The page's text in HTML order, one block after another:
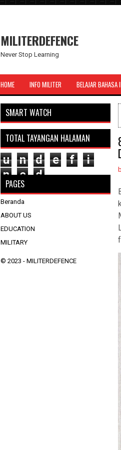
MILITERDEFENCE
Never Stop Learning
HOME INFO MILITER BELAJAR BAHASA
SMART WATCH
TOTAL TAYANGAN HALAMAN
u n d e f
i
n
e d
PAGES
Beranda
ABOUT US
EDUCATION
MILITARY
© 2023 - MILITERDEFENCE